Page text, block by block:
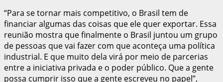
“Para se tornar mais competitivo, o Brasil tem de
financiar algumas das coisas que ele quer exportar. Essa
reunião mostra que finalmente o Brasil juntou um grupo
de pessoas que vai fazer com que aconteça uma política
industrial. E que muito dela virá por meio de parcerias
entre a iniciativa privada e o poder público. Que a gente
possa cumprir isso que a gente escreveu no papel”,